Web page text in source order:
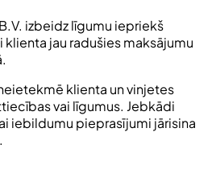
izbeidz līgumu iepriekš
jau radušies maksājumu
klienta un vinjetes
vai līgumus. Jebkādi
iebildumu pieprasījumi jārisina